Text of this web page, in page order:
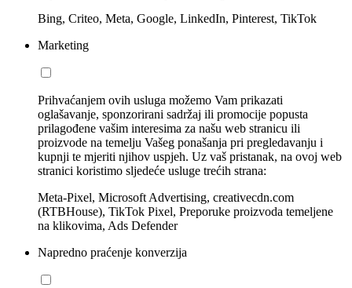
Bing, Criteo, Meta, Google, LinkedIn, Pinterest, TikTok
Marketing
Prihvaćanjem ovih usluga možemo Vam prikazati
oglašavanje, sponzorirani sadržaj ili promocije popusta
prilagođene vašim interesima za našu web stranicu ili
proizvode na temelju Vašeg ponašanja pri pregledavanju i
kupnji te mjeriti njihov uspjeh. Uz vaš pristanak, na ovoj web
stranici koristimo sljedeće usluge trećih strana:
Meta-Pixel, Microsoft Advertising, creativecdn.com
(RTBHouse), TikTok Pixel, Preporuke proizvoda temeljene
na klikovima, Ads Defender
Napredno praćenje konverzija